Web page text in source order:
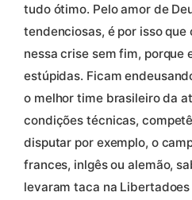
tudo ótimo. Pelo amor de
tendenciosas, é por isso
nessa crise sem fim, porque
estúpidas. Ficam
o melhor time brasileiro da
condições técnicas,
disputar por exemplo, o
frances, inlgês ou alemão,
levaram taca na